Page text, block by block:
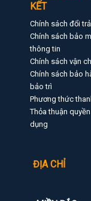
KẾT
Chính sách đổi
Chính sách bảo
thông tin
Chính sách vận
Chính sách bảo
bảo trì
Phương thức
Thỏa thuận
dụng
ĐỊA CHỈ